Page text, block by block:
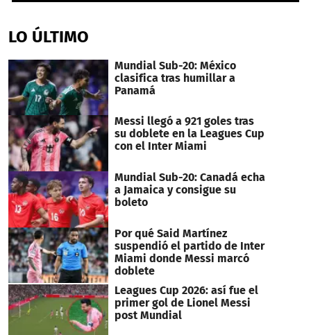
of
1
41
seconds
LO ÚLTIMO
Mundial Sub-20: México
clasifica tras humillar a
Panamá
Messi llegó a 921 goles tras
su doblete en la Leagues Cup
con el Inter Miami
Mundial Sub-20: Canadá echa
a Jamaica y consigue su
boleto
Por qué Said Martínez
suspendió el partido de Inter
Miami donde Messi marcó
doblete
Leagues Cup 2026: así fue el
primer gol de Lionel Messi
post Mundial